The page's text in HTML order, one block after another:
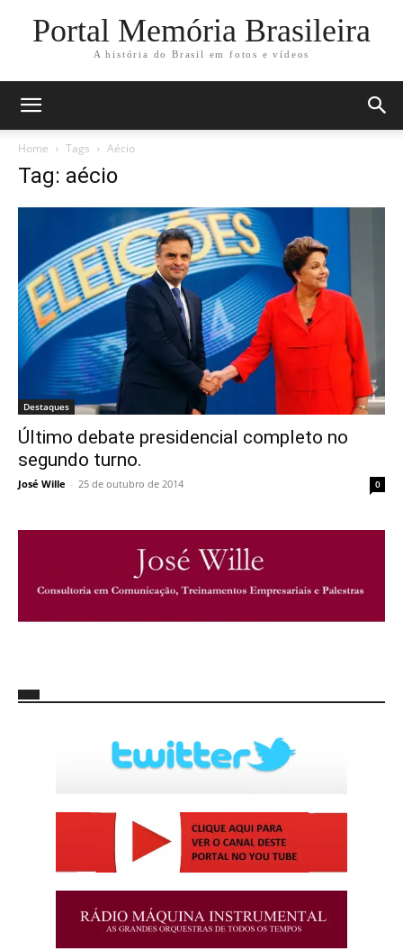
Portal Memória Brasileira
A história do Brasil em fotos e vídeos
Home Tags Aécio
Tag: aécio
Destaques
Último debate presidencial completo no
segundo turno.
José Wille - 25 de outubro de 2014 0